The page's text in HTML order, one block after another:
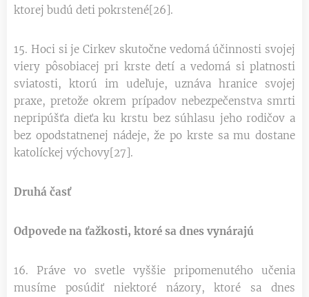
ktorej budú deti pokrstené[26].
15. Hoci si je Cirkev skutočne vedomá účinnosti svojej
viery pôsobiacej pri krste detí a vedomá si platnosti
sviatosti, ktorú im udeľuje, uznáva hranice svojej
praxe, pretože okrem prípadov nebezpečenstva smrti
nepripúšťa dieťa ku krstu bez súhlasu jeho rodičov a
bez opodstatnenej nádeje, že po krste sa mu dostane
katolíckej výchovy[27].
Druhá časť
Odpovede na ťažkosti, ktoré sa dnes vynárajú
16. Práve vo svetle vyššie pripomenutého učenia
musíme posúdiť niektoré názory, ktoré sa dnes